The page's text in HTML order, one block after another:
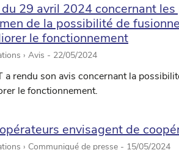
29 avril 2024 concernant
de la possibilité de
le fonctionnement
› Avis - 22/05/2024
a rendu son avis concernant la
le fonctionnement.
envisagent de
› Communiqué de presse - 15/05/2024